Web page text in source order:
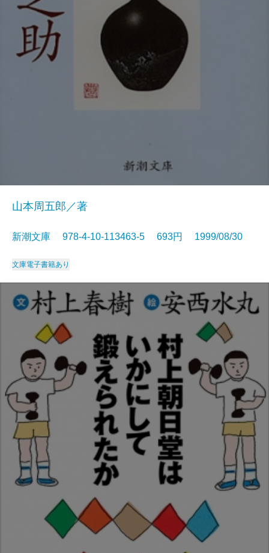
山本周五郎／著
新潮文庫 978-4-10-113463-5 693円 1999/08/30
文庫電子書籍あり